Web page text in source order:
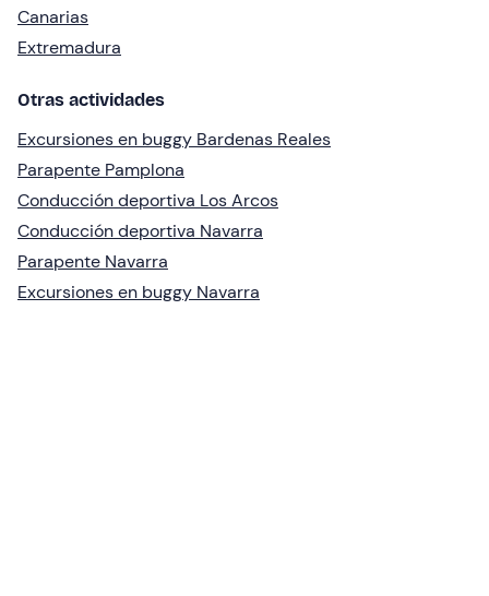
Canarias
Extremadura
Otras actividades
Excursiones en buggy Bardenas Reales
Parapente Pamplona
Conducción deportiva Los Arcos
Conducción deportiva Navarra
Parapente Navarra
Excursiones en buggy Navarra